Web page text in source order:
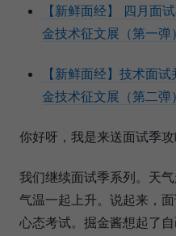
【新鲜面经】 四月面
金技术征文展（第一弹）
【新鲜面经】技术面
金技术征文展（第二弹）
你好呀，我是来送面试季攻
我们继续面试季系列。天
气温一起上升。说起来，
心态考试。掘金酱想起了